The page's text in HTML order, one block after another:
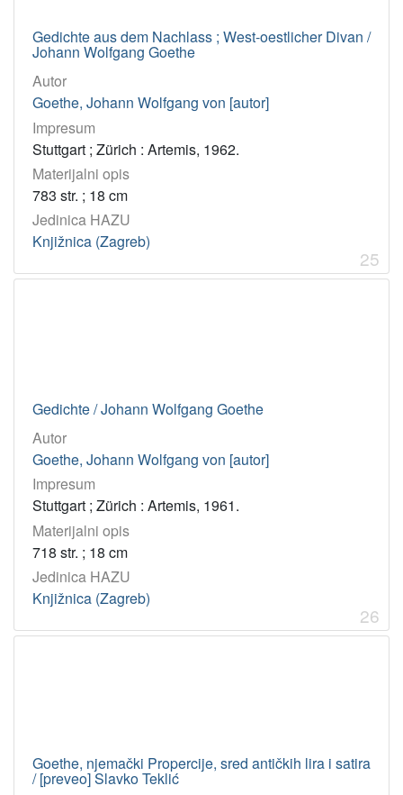
Gedichte aus dem Nachlass ; West-oestlicher Divan /
Johann Wolfgang Goethe
Autor
Goethe, Johann Wolfgang von [autor]
Impresum
Stuttgart ; Zürich : Artemis, 1962.
Materijalni opis
783 str. ; 18 cm
Jedinica HAZU
Knjižnica (Zagreb)
25
Gedichte / Johann Wolfgang Goethe
Autor
Goethe, Johann Wolfgang von [autor]
Impresum
Stuttgart ; Zürich : Artemis, 1961.
Materijalni opis
718 str. ; 18 cm
Jedinica HAZU
Knjižnica (Zagreb)
26
Goethe, njemački Propercije, sred antičkih lira i satira
/ [preveo] Slavko Teklić